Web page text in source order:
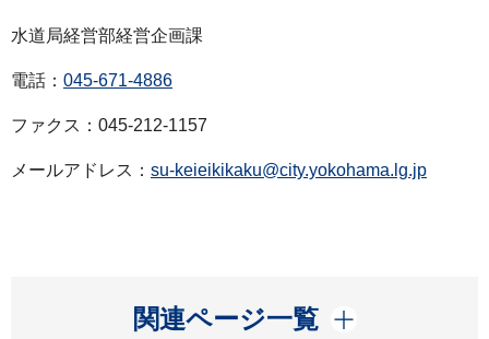
水道局経営部経営企画課
電話： 045-671-4886
ファクス：045-212-1157
メールアドレス： su-keieikikaku@city.yokohama.lg.jp
関連ページ一覧
開く